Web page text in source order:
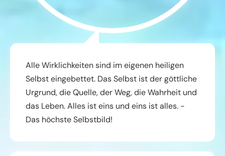
Alle Wirklichkeiten sind im eigenen heiligen
Selbst eingebettet. Das Selbst ist der göttliche
Urgrund, die Quelle, der Weg, die Wahrheit und
das Leben. Alles ist eins und eins ist alles. -
Das höchste Selbstbild!